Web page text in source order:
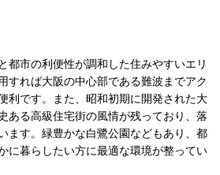
都市の利便性が調和した住みやすいエリ
すれば大阪の中心部である難波までアク
利です。また、昭和初期に開発された大
ある高級住宅街の風情が残っており、落
ます。緑豊かな白鷺公園などもあり、都
に暮らしたい方に最適な環境が整ってい